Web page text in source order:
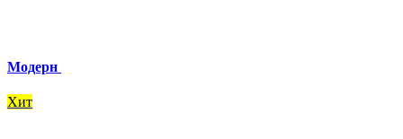
Модерн
Хит